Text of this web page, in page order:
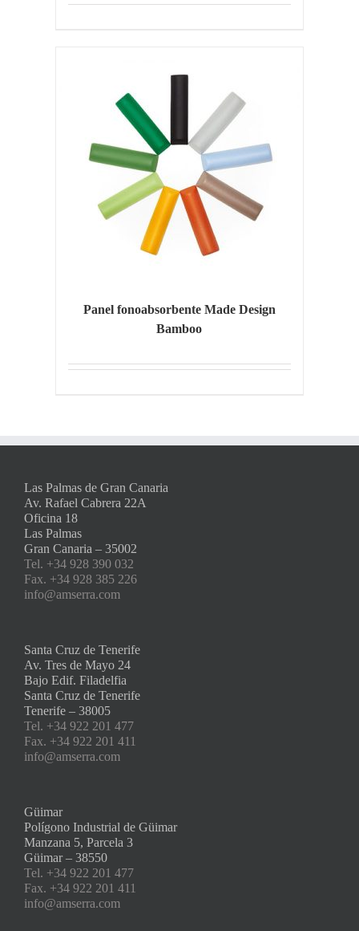
Panel fonoabsorbente Made Design
Bamboo
Las Palmas de Gran Canaria
Av. Rafael Cabrera 22A
Oficina 18
Las Palmas
Gran Canaria – 35002
Tel. +34 928 390 032
Fax. +34 928 385 226
info@amserra.com
Santa Cruz de Tenerife
Av. Tres de Mayo 24
Bajo Edif. Filadelfia
Santa Cruz de Tenerife
Tenerife – 38005
Tel. +34 922 201 477
Fax. +34 922 201 411
info@amserra.com
Güimar
Polígono Industrial de Güimar
Manzana 5, Parcela 3
Güimar – 38550
Tel. +34 922 201 477
Fax. +34 922 201 411
info@amserra.com